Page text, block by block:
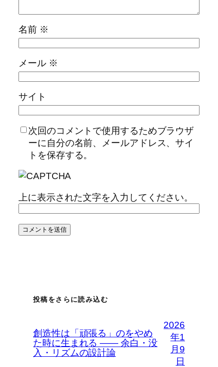
名前 ※
メール ※
サイト
次回のコメントで使用するためブラウザ
ーに自分の名前、メールアドレス、サイ
トを保存する。
上に表示された文字を入力してください。
投稿をさらに読み込む
創造性は「頑張る」のをやめ
た時に生まれる —— 余白・没
入・リズムの設計論
2026
年1
月9
日